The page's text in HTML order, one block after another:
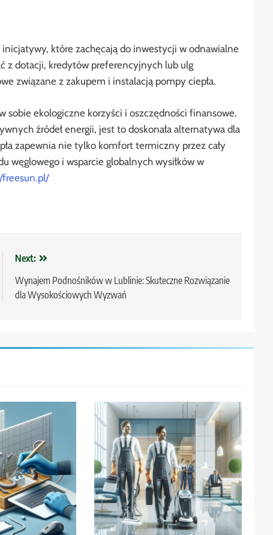
które zachęcają do inwestycji w odnawialne
z dotacji, kredytów preferencyjnych lub ulg
związane z zakupem i instalacją pompy ciepła.
sobie ekologiczne korzyści i oszczędności finansowe.
źródeł energii, jest to doskonała alternatywa dla
zapewnia nie tylko komfort termiczny przez cały
węglowego i wsparcie globalnych wysiłków w
Next:
Wynajem Podnośników w Lublinie: Skuteczne Rozwiązanie
dla Wysokościowych Wyzwań